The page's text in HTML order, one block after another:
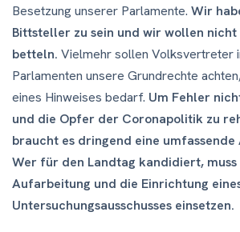
Besetzung unserer Parlamente. Wir
Bittsteller zu sein und wir wollen
betteln. Vielmehr sollen Volksvertreter
Parlamenten unsere Grundrechte
eines Hinweises bedarf. Um Fehler
und die Opfer der Coronapolitik zu
braucht es dringend eine
Wer für den Landtag kandidiert,
Aufarbeitung und die Einrichtung
Untersuchungsausschusses einsetzen.